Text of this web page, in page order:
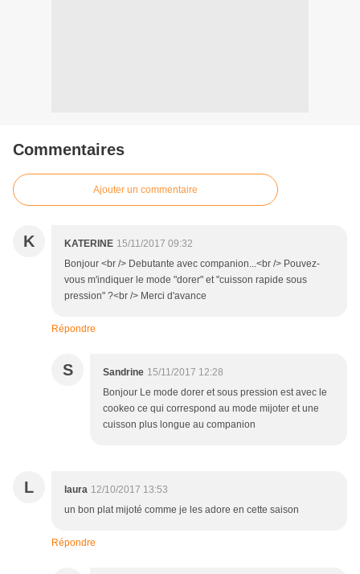
Commentaires
Ajouter un commentaire
K KATERINE 15/11/2017 09:32
Bonjour <br /> Debutante avec companion...<br /> Pouvez-
vous m'indiquer le mode "dorer" et "cuisson rapide sous
pression" ?<br /> Merci d'avance
Répondre
S Sandrine 15/11/2017 12:28
Bonjour Le mode dorer et sous pression est avec le
cookeo ce qui correspond au mode mijoter et une
cuisson plus longue au companion
L laura 12/10/2017 13:53
un bon plat mijoté comme je les adore en cette saison
Répondre